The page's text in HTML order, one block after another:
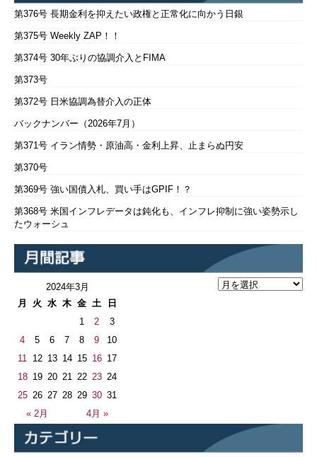
第376号 長期金利を抑えたい政権と正常化に向かう日銀
第375号 Weekly ZAP！！
第374号 30年ぶりの協調介入とFIMA
第373号
第372号 日米協調為替介入の正体
バックナンバー（2026年7月）
第371号 イラン情勢・原油高・金利上昇、止まらぬ円安
第370号
第369号 強い国債入札、買い手はGPIF！？
第368号 米国インフレデータは鈍化も、インフレ抑制に強い姿勢示し
たウォーシュ
2024年3月
月
火 水 木 金 土 日
« 2月 4月 »
1 2
3
4
5 6 7 8 9
10
11 12 13 14 15 16 17
18 19 20 21 22 23 24
25 26 27 28 29 30 31